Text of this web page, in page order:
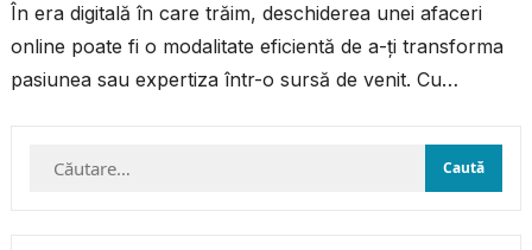
În era digitală în care trăim, deschiderea unei afaceri
online poate fi o modalitate eficientă de a-ți transforma
pasiunea sau expertiza într-o sursă de venit. Cu
Caută